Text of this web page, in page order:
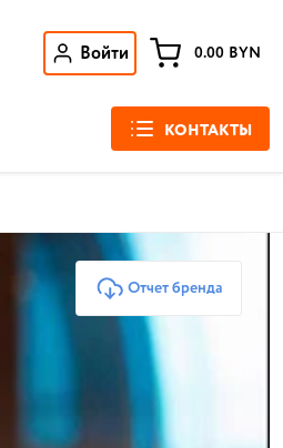
Войти 0.00 BYN
КОНТАКТЫ
Отчет бренда